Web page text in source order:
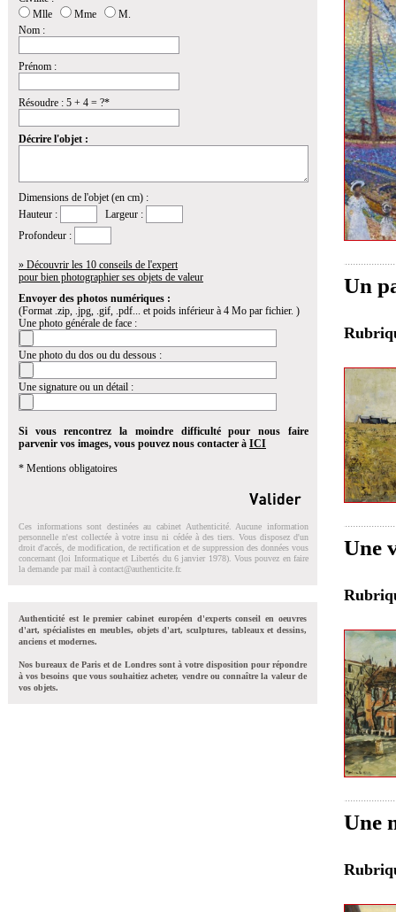
Mlle
Mme
M.
Nom :
Prénom :
Résoudre : 5 + 4 = ?*
Décrire l'objet :
Dimensions de l'objet (en cm) :
Hauteur :
Largeur :
Profondeur :
» Découvrir les 10 conseils de l'expert
pour bien photographier ses objets de valeur
Envoyer des photos numériques :
(Format .zip, .jpg, .gif, .pdf... et poids inférieur à 4 Mo par fichier. )
Une photo générale de face :
Une photo du dos ou du dessous :
Une signature ou un détail :
Si vous rencontrez la moindre difficulté pour nous faire
parvenir vos images, vous pouvez nous contacter à ICI
* Mentions obligatoires
Ces informations sont destinées au cabinet Authenticité. Aucune information
personnelle n'est collectée à votre insu ni cédée à des tiers. Vous disposez d'un
droit d'accés, de modification, de rectification et de suppression des données vous
concernant (loi Informatique et Libertés du 6 janvier 1978). Vous pouvez en faire
la demande par mail à contact@authenticite.fr.
Authenticité est le premier cabinet européen d'experts conseil en oeuvres
d'art, spécialistes en meubles, objets d'art, sculptures, tableaux et dessins,
anciens et modernes.
Nos bureaux de Paris et de Londres sont à votre disposition pour répondre
à vos besoins que vous souhaitiez acheter, vendre ou connaître la valeur de
vos objets.
Un
Une
Une